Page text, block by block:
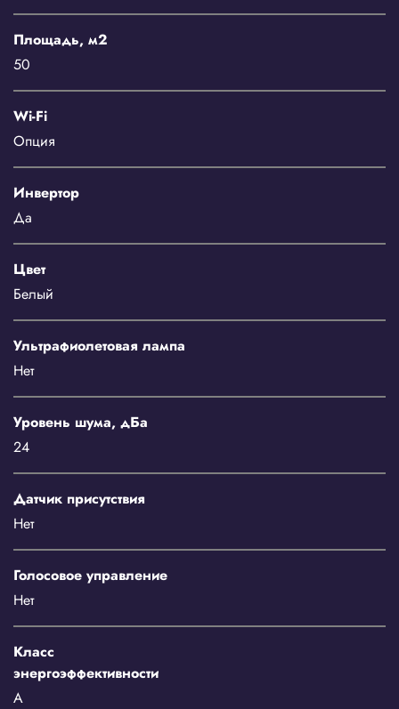
Площадь, м2
50
Wi-Fi
Опция
Инвертор
Да
Цвет
Белый
Ультрафиолетовая лампа
Нет
Уровень шума, дБа
24
Датчик присутствия
Нет
Голосовое управление
Нет
Класс
энергоэффективности
A